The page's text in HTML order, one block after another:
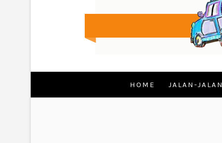
HOME JALAN-JALAN